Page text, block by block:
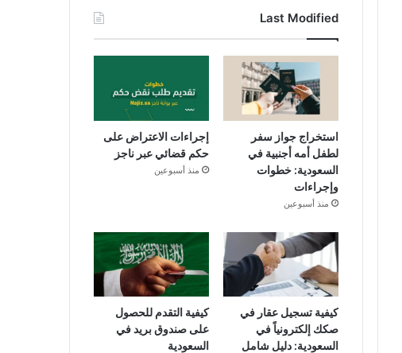
Last Modified
استخراج جواز سفر
لطفل أمه أجنبية في
السعودية: خطوات
وإجراءات
منذ أسبوعين
إجراءات الاعتراض على
حكم قضائي عبر ناجز
منذ أسبوعين
كيفية تسجيل عقار في
صكك إلكترونياً في
السعودية: دليل شامل
كيفية التقدم للحصول
على صندوق بريد في
السعودية